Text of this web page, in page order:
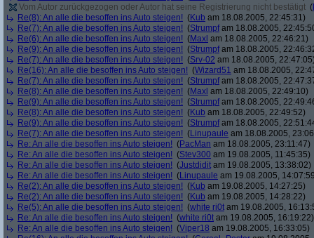
Vom Autor zurückgezogen oder Autor hat seine Registrierung nicht bestätigt (
Re(8): An alle die besoffen ins Auto steigen! (Kub am 18.08.2005, 22:45:31)
Re(7): An alle die besoffen ins Auto steigen! (Strumpfam 18.08.2005,
Re(6): An alle die besoffen ins Auto steigen! (Maxl am 18.08.2005, 22:46:21)
Re(9): An alle die besoffen ins Auto steigen! (Strumpfam 18.08.2005,
Re(7): An alle die besoffen ins Auto steigen! (Srv-02 am 18.08.2005,
Re(16): An alle die besoffen ins Auto steigen! (Wizard51 am 18.08.2005,
Re(7): An alle die besoffen ins Auto steigen! (Strumpfam 18.08.2005,
Re(8): An alle die besoffen ins Auto steigen! (Maxl am 18.08.2005, 22:49:10)
Re(9): An alle die besoffen ins Auto steigen! (Strumpfam 18.08.2005,
Re(8): An alle die besoffen ins Auto steigen! (Kub am 18.08.2005, 22:49:52)
Re(9): An alle die besoffen ins Auto steigen! (Strumpfam 18.08.2005,
Re(7): An alle die besoffen ins Auto steigen! (Linupaule am 18.08.2005,
Re: An alle die besoffen ins Auto steigen! (PacMan am 18.08.2005, 23:11:47)
Re: An alle die besoffen ins Auto steigen! (Stev300 am 19.08.2005, 11:45:35)
Re: An alle die besoffen ins Auto steigen! (Justdidit am 19.08.2005, 13:38:02)
Re: An alle die besoffen ins Auto steigen! (Linupaule am 19.08.2005,
Re(2): An alle die besoffen ins Auto steigen! (Kub am 19.08.2005, 14:27:25)
Re(2): An alle die besoffen ins Auto steigen! (Kub am 19.08.2005, 14:28:22)
Re(5): An alle die besoffen ins Auto steigen! (white ri0t am 19.08.2005,
Re: An alle die besoffen ins Auto steigen! (white ri0t am 19.08.2005, 16:19:22)
Re: An alle die besoffen ins Auto steigen! (Viper18 am 19.08.2005, 16:33:05)